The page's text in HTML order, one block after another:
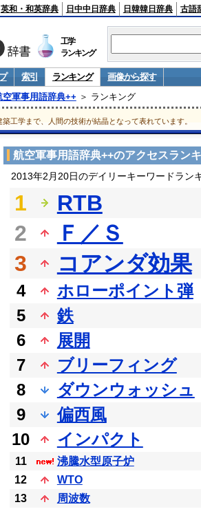
英和・和英辞典 日中中日辞典 日韓韓日辞典 古語
工学
ランキング
索引 ランキング
画像から探す
空軍事用語辞典++ ＞ ランキング
工学まで、人間の技術が結晶となって表れています。
航空軍事用語辞典++のアクセスラン
2013年2月20日のデイリーキーワードラン
1
RTB
2
Ｆ／Ｓ
3
コアンダ効果
4
ホローポイント弾
5
鉄
6
展開
7
ブリーフィング
8
ダウンウォッシュ
9
偏西風
10
インパクト
11
沸騰水型原子炉
12
WTO
13
周波数